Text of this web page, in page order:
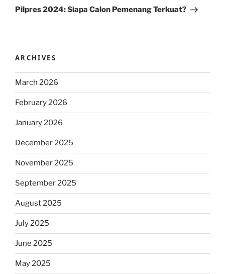
Post
Pilpres 2024: Siapa Calon Pemenang Terkuat?
ARCHIVES
March 2026
February 2026
January 2026
December 2025
November 2025
September 2025
August 2025
July 2025
June 2025
May 2025